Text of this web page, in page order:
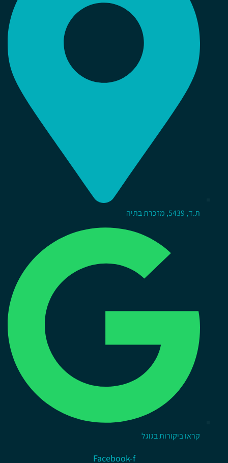
ת.ד, 5439, מזכרת בתיה
קראו ביקורות בגוגל
Facebook-f